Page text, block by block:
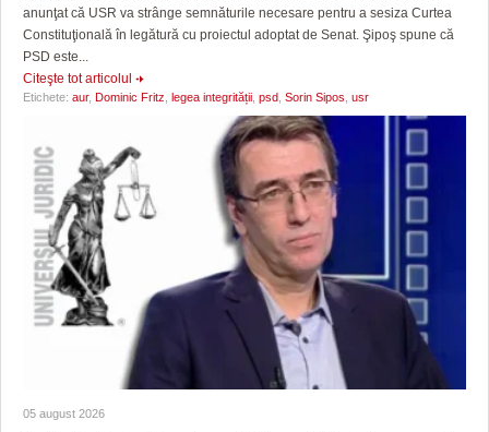
anunţat că USR va strânge semnăturile necesare pentru a sesiza Curtea
Constituţională în legătură cu proiectul adoptat de Senat. Şipoş spune că
PSD este...
Citeşte tot articolul
Etichete: aur, Dominic Fritz legea integrității psd Sorin Sipos usr
05 august 2026